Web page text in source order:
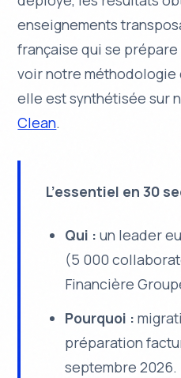
enseignements
française qui se
voir notre méthodologie
elle est synthétisée sur
Clean.
L’essentiel en 30
Qui : un leader
(5 000
Financière
Pourquoi :
préparation
septembre 2026.